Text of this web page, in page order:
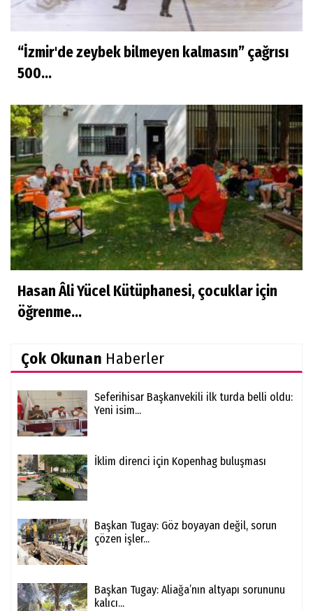
“İzmir'de zeybek bilmeyen kalmasın” çağrısı
500...
Hasan Âli Yücel Kütüphanesi, çocuklar için
öğrenme...
Çok Okunan Haberler
Seferihisar Başkanvekili ilk turda belli oldu:
Yeni isim...
İklim direnci için Kopenhag buluşması
Başkan Tugay: Göz boyayan değil, sorun
çözen işler...
Başkan Tugay: Aliağa’nın altyapı sorununu
kalıcı...